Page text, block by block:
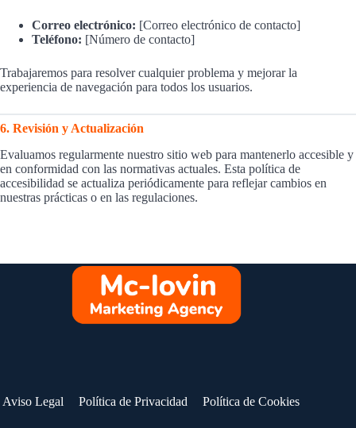
Correo electrónico: [Correo electrónico de contacto]
Teléfono: [Número de contacto]
Trabajaremos para resolver cualquier problema y mejorar la
experiencia de navegación para todos los usuarios.
6. Revisión y Actualización
Evaluamos regularmente nuestro sitio web para mantenerlo accesible y
en conformidad con las normativas actuales. Esta política de
accesibilidad se actualiza periódicamente para reflejar cambios en
nuestras prácticas o en las regulaciones.
Aviso Legal Política de Privacidad Política de Cookies